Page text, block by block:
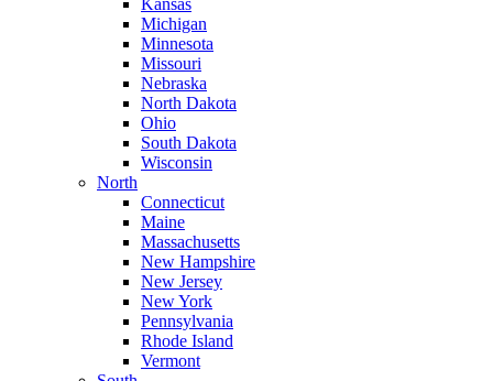
Kansas
Michigan
Minnesota
Missouri
Nebraska
North Dakota
Ohio
South Dakota
Wisconsin
North
Connecticut
Maine
Massachusetts
New Hampshire
New Jersey
New York
Pennsylvania
Rhode Island
Vermont